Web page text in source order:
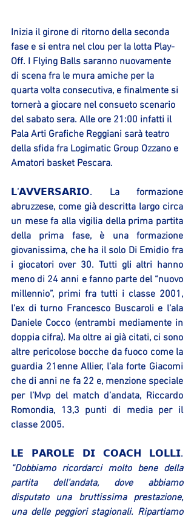
Inizia il girone di ritorno della seconda
fase e si entra nel clou per la lotta Play-
Off. I Flying Balls saranno nuovamente
di scena fra le mura amiche per la
quarta volta consecutiva, e finalmente si
tornerà a giocare nel consueto scenario
del sabato sera. Alle ore 21:00 infatti il
Pala Arti Grafiche Reggiani sarà teatro
della sfida fra Logimatic Group Ozzano e
Amatori basket Pescara.
𝗟’𝗔𝗩𝗩𝗘𝗥𝗦𝗔𝗥𝗜𝗢. La formazione
abruzzese, come già descritta largo circa
un mese fa alla vigilia della prima partita
della prima fase, è una formazione
giovanissima, che ha il solo Di Emidio fra
i giocatori over 30. Tutti gli altri hanno
meno di 24 anni e fanno parte del “nuovo
millennio”, primi fra tutti i classe 2001,
l’ex di turno Francesco Buscaroli e l’ala
Daniele Cocco (entrambi mediamente in
doppia cifra). Ma oltre ai già citati, ci sono
altre pericolose bocche da fuoco come la
guardia 21enne Allier, l’ala forte Giacomi
che di anni ne fa 22 e, menzione speciale
per l’Mvp del match d’andata, Riccardo
Romondia, 13,3 punti di media per il
classe 2005.
𝗟𝗘 𝗣𝗔𝗥𝗢𝗟𝗘 𝗗𝗜 𝗖𝗢𝗔𝗖𝗛 𝗟𝗢𝗟𝗟𝗜.
“Dobbiamo ricordarci molto bene della
partita dell’andata, dove abbiamo
disputato una bruttissima prestazione,
una delle peggiori stagionali. Ripartiamo